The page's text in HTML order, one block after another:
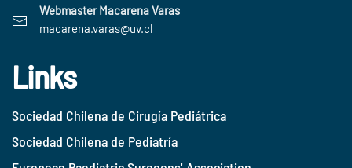
Webmaster Macarena Varas
macarena.varas@uv.cl
Links
Sociedad Chilena de Cirugía Pediátrica
Sociedad Chilena de Pediatría